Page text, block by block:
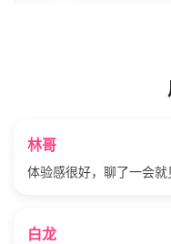
林哥
体验感很好，聊了一会
白龙